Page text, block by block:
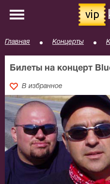
vip
Главная Концерты
Билеты на концерт
В избранное